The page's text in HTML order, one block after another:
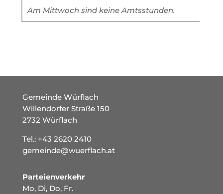
Am Mittwoch sind keine Amtsstunden.
Gemeinde Würflach
Willendorfer Straße 150
2732 Würflach
Tel.: +43 2620 2410
gemeinde@wuerflach.at
Parteienverkehr
Mo, Di, Do, Fr.